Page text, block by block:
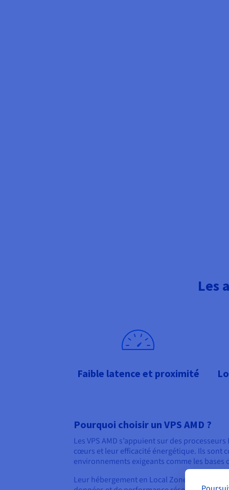
Les
Faible latence et proximité
Pourquoi choisir un VPS AMD ?
Les VPS AMD s’appuient sur des
cœurs et leur efficacité énergétique. Ils sont
environnements exigeants comme les
Leur hébergement en Local Zones permet